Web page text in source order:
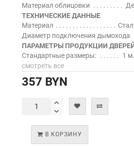
Материал облицовки
ТЕХНИЧЕСКИЕ ДАННЫЕ
Материал
Диаметр подключения дымохода
ПАРАМЕТРЫ ПРОДУКЦИИ
Стандартные размеры:
1
смотреть все
357 BYN
В КОРЗИНУ